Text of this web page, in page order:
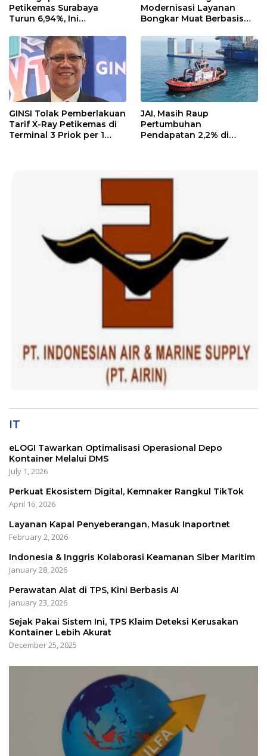
Petikemas Surabaya
Turun 6,94%, Ini
Modernisasi Layanan
Bongkar Muat Berbasis
GINSI Tolak Pemberlakuan
Tarif X-Ray Petikemas di
Terminal 3 Priok per 1
JAI, Masih Raup
Pertumbuhan
Pendapatan 2,2% di
IT
eLOGI Tawarkan Optimalisasi Operasional Depo
Kontainer Melalui DMS
July 1, 2026
Perkuat Ekosistem Digital, Kemnaker Rangkul TikTok
April 16, 2026
Layanan Kapal Penyeberangan, Masuk Inaportnet
February 2, 2026
Indonesia & Inggris Kolaborasi Keamanan Siber Maritim
January 28, 2026
Perawatan Alat di TPS, Kini Berbasis AI
January 23, 2026
Sejak Pakai Sistem Ini, TPS Klaim Deteksi Kerusakan
Kontainer Lebih Akurat
December 25, 2025